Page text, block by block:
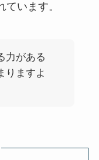
ています。
力がある
りますよ